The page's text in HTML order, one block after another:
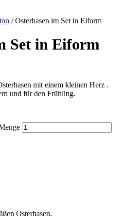
/ Osterhasen im Set in Eiform
Set in Eiform
mit einem kleinen Herz .
und für den Frühling.
Osterhasen.